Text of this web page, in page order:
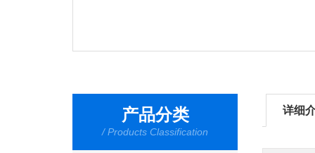
产品分类
/ Products Classification
详细